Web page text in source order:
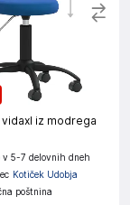
iz modrega
v 5-7 delovnih dneh
Kotiček Udobja
poštnina